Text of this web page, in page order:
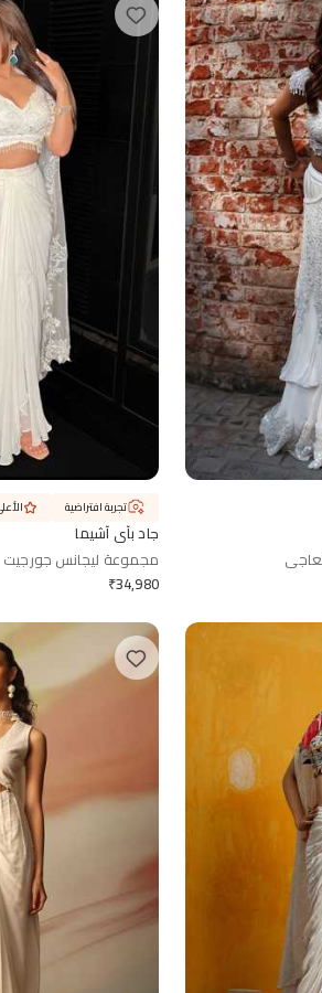
جاد بآي آشيما
مجموعة ليجانس جورجيت
₹34,980
تجربة افتراضية